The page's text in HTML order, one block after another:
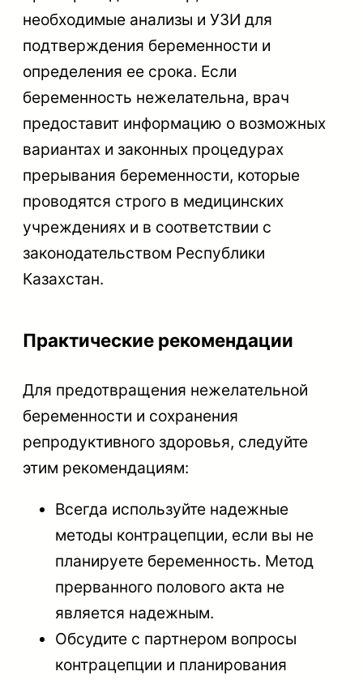
необходимые анализы и УЗИ для
подтверждения беременности и
определения ее срока. Если
беременность нежелательна, врач
предоставит информацию о возможных
вариантах и законных процедурах
прерывания беременности, которые
проводятся строго в медицинских
учреждениях и в соответствии с
законодательством Республики
Казахстан.
Практические рекомендации
Для предотвращения нежелательной
беременности и сохранения
репродуктивного здоровья, следуйте
этим рекомендациям:
Всегда используйте надежные
методы контрацепции, если вы не
планируете беременность. Метод
прерванного полового акта не
является надежным.
Обсудите с партнером вопросы
контрацепции и планирования